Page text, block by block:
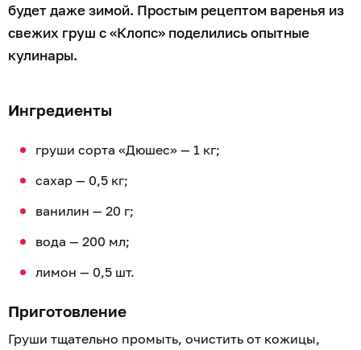
будет даже зимой. Простым рецептом варенья из
свежих груш с «Клопс» поделились опытные
кулинары.
Ингредиенты
груши сорта «Дюшес» — 1 кг;
сахар — 0,5 кг;
ванилин — 20 г;
вода — 200 мл;
лимон — 0,5 шт.
Приготовление
Груши тщательно промыть, очистить от кожицы,